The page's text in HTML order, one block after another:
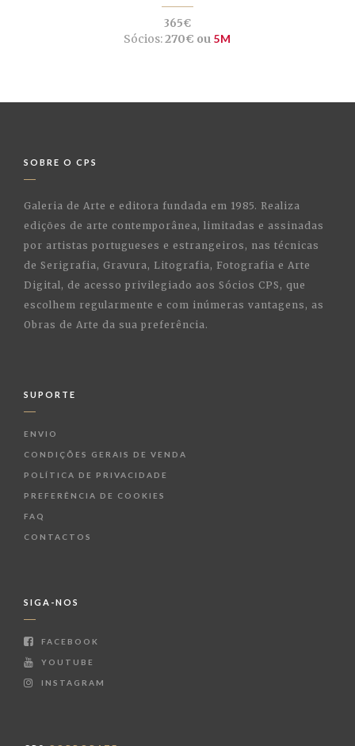
365€
Sócios:270€ ou 5M
SOBRE O CPS
Galeria de Arte e editora fundada em 1985. Realiza
edições de arte contemporânea, limitadas e assinadas
por artistas portugueses e estrangeiros, nas técnicas
de Serigrafia, Gravura, Litografia, Fotografia e Arte
Digital, de acesso privilegiado aos Sócios CPS, que
escolhem regularmente e com inúmeras vantagens, as
Obras de Arte da sua preferência.
SUPORTE
ENVIO
CONDIÇÕES GERAIS DE VENDA
POLÍTICA DE PRIVACIDADE
PREFERÊNCIA DE COOKIES
FAQ
CONTACTOS
SIGA-NOS
FACEBOOK
YOUTUBE
INSTAGRAM